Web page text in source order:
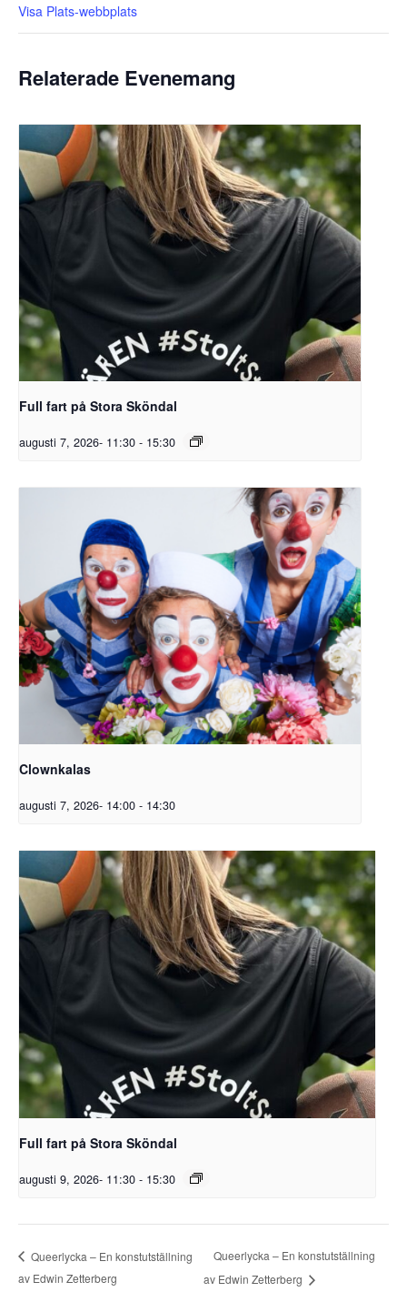
Visa Plats-webbplats
Relaterade Evenemang
Full fart på Stora Sköndal
augusti 7, 2026- 11:30 - 15:30
Clownkalas
augusti 7, 2026- 14:00 - 14:30
Full fart på Stora Sköndal
augusti 9, 2026- 11:30 - 15:30
Queerlycka – En konstutställning
av Edwin Zetterberg
Queerlycka – En konstutställning
av Edwin Zetterberg